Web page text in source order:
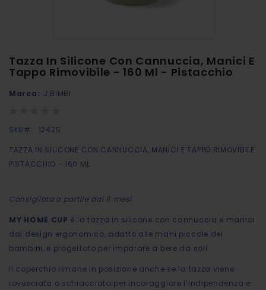
Tazza In Silicone Con Cannuccia, Manici E
Tappo Rimovibile - 160 Ml - Pistacchio
Marca: J BIMBI
SKU
12425
TAZZA IN SILICONE CON CANNUCCIA, MANICI E TAPPO RIMOVIBILE
PISTACCHIO - 160 ML
Consigliata a partire dai 6 mesi
MY HOME CUP è la tazza in silicone con cannuccia e manici
dal design ergonomico, adatto alle mani piccole dei
bambini, e progettato per imparare a bere da soli.
Il coperchio rimane in posizione anche se la tazza viene
rovesciata o schiacciata per incoraggiare l’indipendenza e
all'inizio